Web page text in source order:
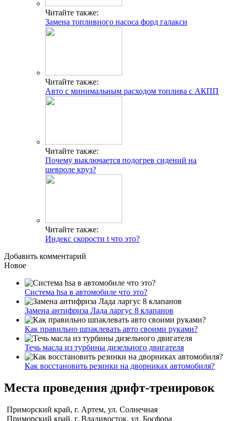
Читайте также:
Замена топливного насоса форд галакси
Читайте также:
Авто с минимальным расходом топлива с АКПП
Читайте также:
Почему выключается подогрев сидений на
шевроле круз?
Читайте также:
Индекс скорости t что это?
Добавить комментарий
Новое
Система hsa в автомобиле что это?
Замена антифриза Лада ларгус 8 клапанов
Как правильно шпаклевать авто своими руками?
Течь масла из турбины дизельного двигателя
Как восстановить резинки на дворниках автомобиля?
Места проведения дрифт-тренировок
Приморский край, г. Артем, ул. Солнечная
Приморский край, г. Владивосток, ул. Босфора